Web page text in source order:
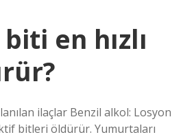
en hızlı
ilaçlar Benzil alkol: Losyon
bitleri öldürür. Yumurtaları